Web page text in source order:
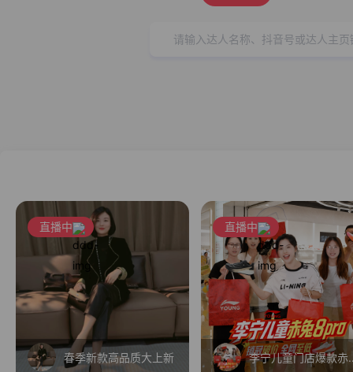
直播中
春季新款高品质大上新
直播中
李宁儿童门店爆